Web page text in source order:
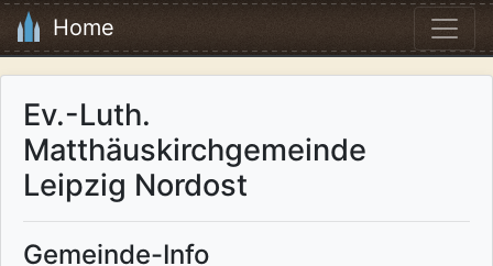
Home
Ev.-Luth.
Matthäuskirchgemeinde
Leipzig Nordost
Gemeinde-Info